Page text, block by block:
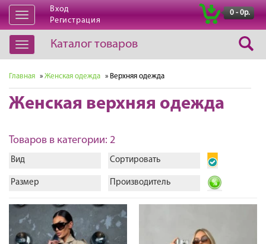
Открыть
навигацию
Вход
Регистрация
0 - 0р.
Открыть
навигацию
Каталог товаров
Главная » Женская одежда » Верхняя одежда
Женская верхняя одежда
Товаров в категории: 2
Вид Сортировать
Размер Производитель